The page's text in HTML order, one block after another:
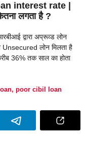
interest rate |
लगता है ?
द्वारा अप्रूव्ड लोन
Unsecured लोन मिलता है
36% तक साल का होता
, poor cibil loan